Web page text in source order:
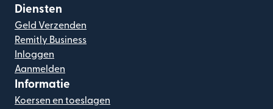
Diensten
Geld Verzenden
Remitly Business
Inloggen
Aanmelden
Informatie
Koersen en toeslagen